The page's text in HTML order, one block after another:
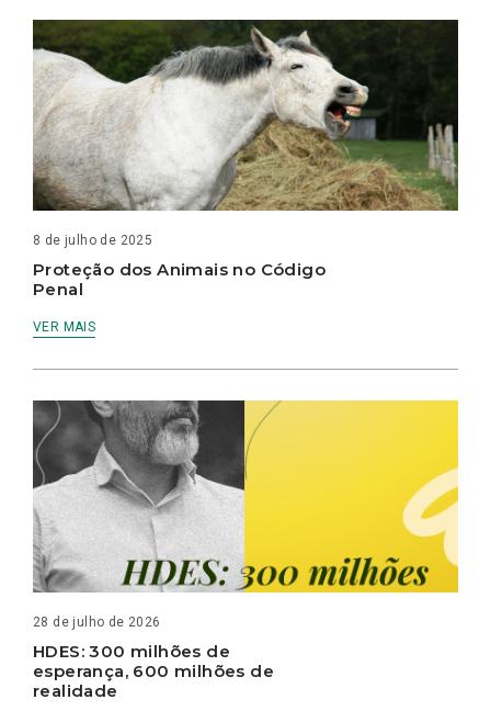
8 de julho de 2025
Proteção dos Animais no Código
Penal
VER MAIS
28 de julho de 2026
HDES: 300 milhões de
esperança, 600 milhões de
realidade